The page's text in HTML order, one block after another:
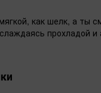
как шелк, а ты
прохладой